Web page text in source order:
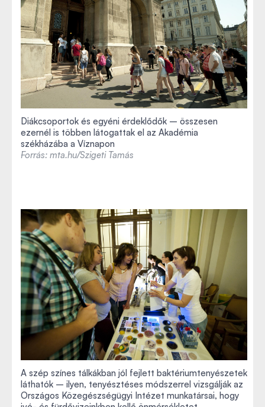
Diákcsoportok és egyéni érdeklődők – összesen
ezernél is többen látogattak el az Akadémia
székházába a Víznapon
Forrás: mta.hu/Szigeti Tamás
A szép színes tálkákban jól fejlett baktériumtenyészetek
láthatók – ilyen, tenyésztéses módszerrel vizsgálják az
Országos Közegészségügyi Intézet munkatársai, hogy